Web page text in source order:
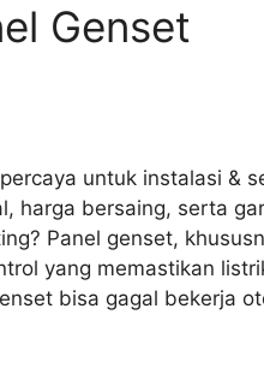
Genset
untuk instalasi &
harga bersaing, serta
Panel genset,
yang memastikan
bisa gagal bekerja